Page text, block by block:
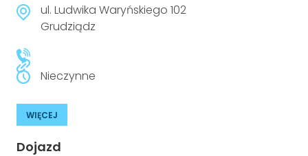
niepełnosprawnościami
Prawo
Prawa osób z niepełnosprawnościami
Aktualności
Urządzenia IoT
ul. Ludwika Waryńskiego 102
Grudziądz
Nieczynne
WIĘCEJ
Dojazd